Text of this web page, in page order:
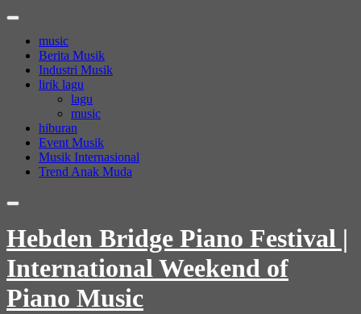
Skip
contentmusic
Berita Musik
Industri Musik
lirik lagu
lagu
music
hiburan
Event Musik
Musik Internasional
Trend Anak Muda
Hebden Bridge Piano Festival |
International Weekend of
Piano Music